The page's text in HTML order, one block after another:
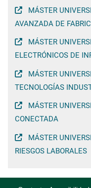
MÁSTER
AVANZADA DE
MÁSTER
ELECTRÓNICOS DE
MÁSTER
TECNOLOGÍAS
MÁSTER
CONECTADA
MÁSTER
RIESGOS LABORALES